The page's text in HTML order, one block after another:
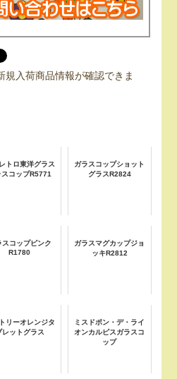
規入荷商品情報が確認できま
トロ東洋グラス
スコップR5771
ガラスコップショット
グラスR2824
スコップピンク
R1780
ガラスマグカップジョ
ッキR2812
リーオレンジタ
レットグラス
ミスドポン・デ・ライ
オンカルピスガラスコ
ップ